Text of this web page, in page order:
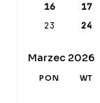
16
17
23
24
Marzec 2026
PON WT